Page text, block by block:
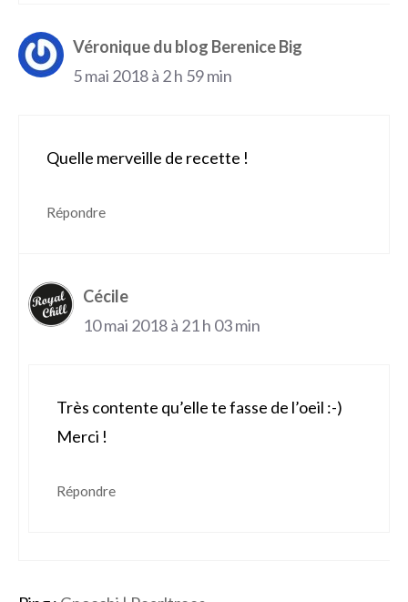
Véronique du blog Berenice Big
5 mai 2018 à 2 h 59 min
Quelle merveille de recette !
Répondre
Cécile
10 mai 2018 à 21 h 03 min
Très contente qu’elle te fasse de l’oeil :-)
Merci !
Répondre